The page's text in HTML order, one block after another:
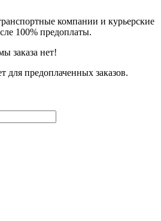
компании и курьерские
100% предоплаты.
заказа нет!
для предоплаченных заказов.